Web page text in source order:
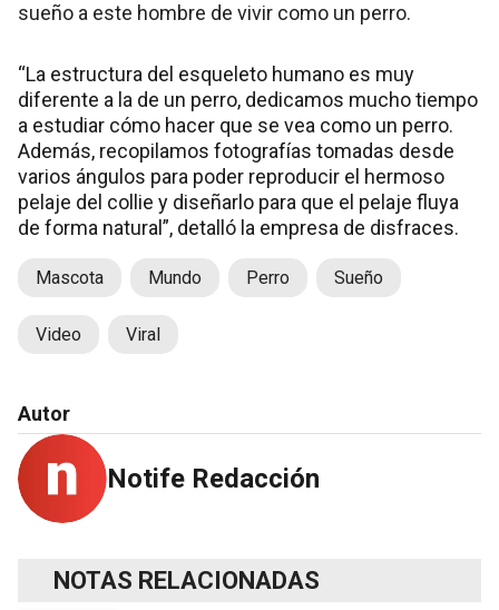
sueño a este hombre de vivir como un perro.
“La estructura del esqueleto humano es muy
diferente a la de un perro, dedicamos mucho tiempo
a estudiar cómo hacer que se vea como un perro.
Además, recopilamos fotografías tomadas desde
varios ángulos para poder reproducir el hermoso
pelaje del collie y diseñarlo para que el pelaje fluya
de forma natural”, detalló la empresa de disfraces.
Mascota Mundo Perro Sueño
Video Viral
Autor
Notife Redacción
NOTAS RELACIONADAS